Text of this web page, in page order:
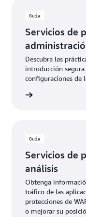
Guía
Servicios de
Descubra las
introducción
configuraciones de
Guía
Servicios de
análisis
Obtenga
tráfico de las
protecciones de
o mejorar su